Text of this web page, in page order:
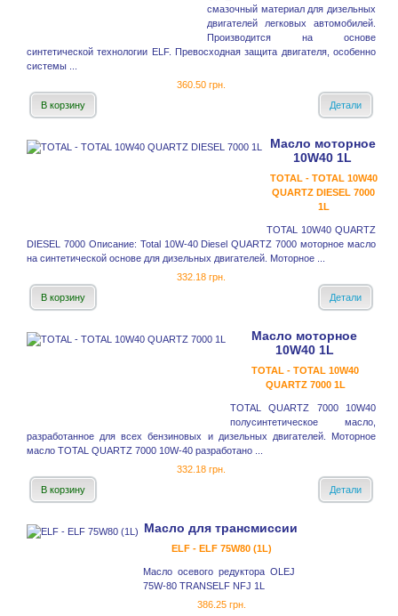
смазочный материал для дизельных
двигателей легковых автомобилей.
Производится на основе
синтетической технологии ELF. Превосходная защита двигателя, особенно
системы ...
360.50 грн.
В корзину
Детали
Масло моторное
10W40 1L
TOTAL - TOTAL 10W40
QUARTZ DIESEL 7000
1L
TOTAL 10W40 QUARTZ
DIESEL 7000 Описание: Total 10W-40 Diesel QUARTZ 7000 моторное масло
на синтетической основе для дизельных двигателей. Моторное ...
332.18 грн.
В корзину
Детали
Масло моторное
10W40 1L
TOTAL - TOTAL 10W40
QUARTZ 7000 1L
TOTAL QUARTZ 7000 10W40
полусинтетическое масло,
разработанное для всех бензиновых и дизельных двигателей. Моторное
масло TOTAL QUARTZ 7000 10W-40 разработано ...
332.18 грн.
В корзину
Детали
Масло для трансмиссии
ELF - ELF 75W80 (1L)
Масло осевого редуктора OLEJ
75W-80 TRANSELF NFJ 1L
386.25 грн.